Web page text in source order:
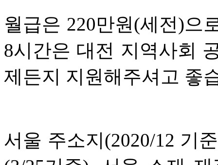
월급은 220만원(세전)으
8시간은 대전 지역사회
제든지 지원해주셔고 좋
서울 주소지(2020/12 기